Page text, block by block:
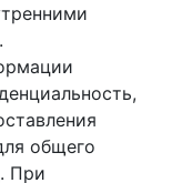
общего
При